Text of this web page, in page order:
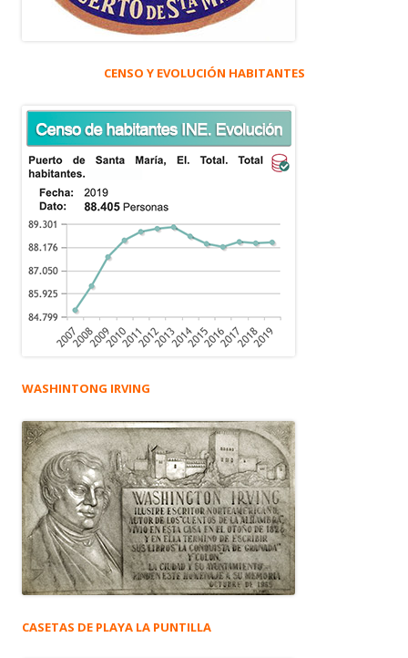
CENSO Y EVOLUCIÓN HABITANTES
WASHINTONG IRVING
CASETAS DE PLAYA LA PUNTILLA